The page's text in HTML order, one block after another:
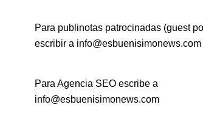
Para publinotas patrocinadas (guest
escribir a info@esbuenisimonews.com
Para Agencia SEO escribe a
info@esbuenisimonews.com